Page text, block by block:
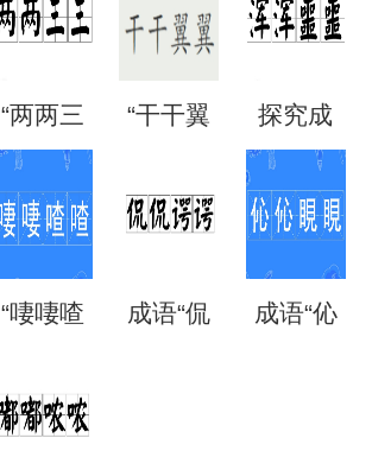
么意
思？出
里？
熙”的用
法、典
故和出
么意
思？
“两两三
语吗？
是什么
意思？
“干干翼
是什么
探究成
语“混混
含义与
“啛啛喳 成语“侃 成语“伈